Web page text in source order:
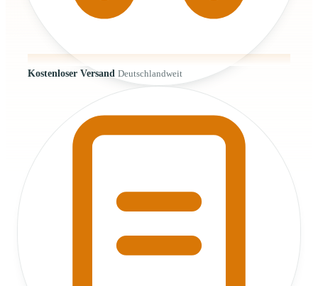
Kostenloser Versand Deutschlandweit